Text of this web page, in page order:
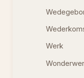
Werk